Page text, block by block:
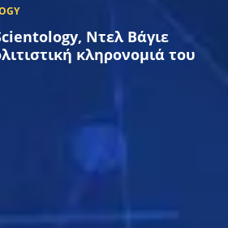
Ντελ Βάγιε
κληρονομιά του